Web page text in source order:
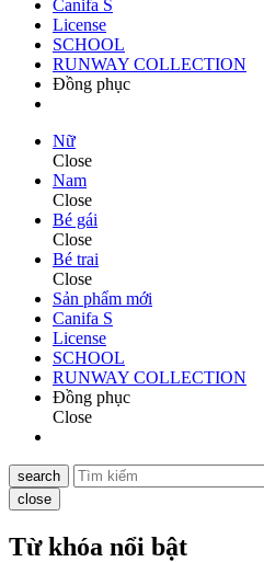
Canifa S
License
SCHOOL
RUNWAY COLLECTION
Đồng phục
Nữ
Close
Nam
Close
Bé gái
Close
Bé trai
Close
Sản phẩm mới
Canifa S
License
SCHOOL
RUNWAY COLLECTION
Đồng phục
Close
search
close
Từ khóa nổi bật